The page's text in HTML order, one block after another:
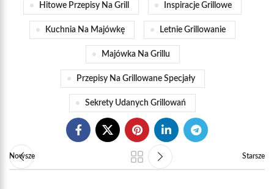
Hitowe Przepisy Na Grill Inspiracje Grillowe
Kuchnia Na Majówkę Letnie Grillowanie
Majówka Na Grillu
Przepisy Na Grillowane Specjały
Sekrety Udanych Grillowań
Nowsze Starsze